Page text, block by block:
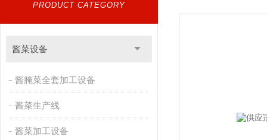
PRODUCT CATEGORY
酱菜设备
酱腌菜全套加工设备
酱菜生产线
酱菜加工设备